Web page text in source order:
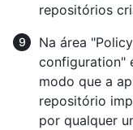
repositórios
Na área
configuration"
modo que a
repositório
por qualquer